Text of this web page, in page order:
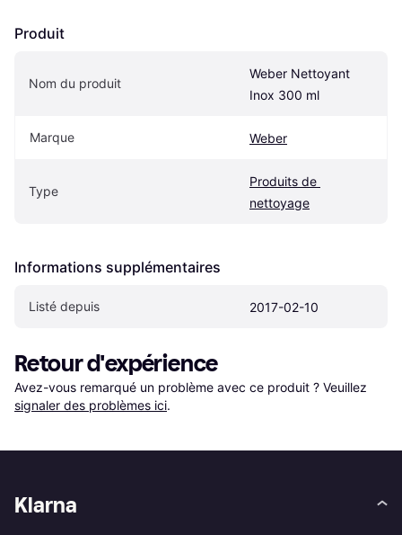
Produit
Nom du produit
Weber Nettoyant
Inox 300 ml
Marque Weber
Type
Produits de
nettoyage
Informations supplémentaires
Listé depuis 2017-02-10
Retour d'expérience
Avez-vous remarqué un problème avec ce produit ? Veuillez
signaler des problèmes ici.
Klarna